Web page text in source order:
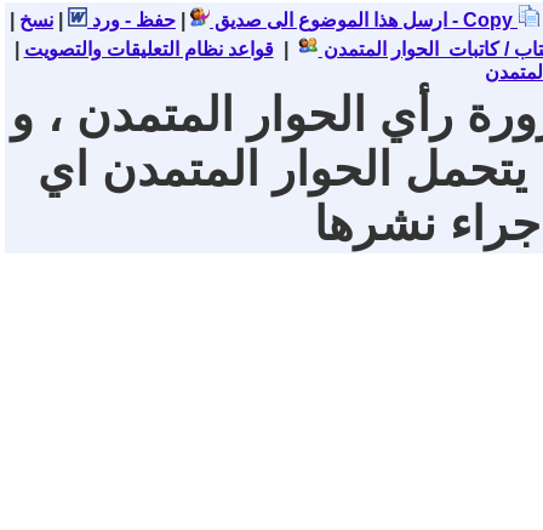
ارسل هذا الموضوع الى صديق حفظ - ورد نسخ - Copy
/ كاتبات الحوار المتمدن |قواعد نظام التعليقات والتصويت
رأي الحوار المتمدن ، و
يتحمل الحوار المتمدن اي
جراء نشرها